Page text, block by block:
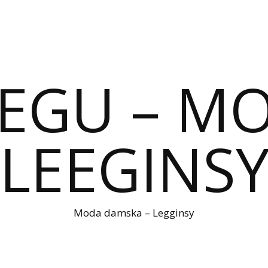
–
Moda damska – Legginsy